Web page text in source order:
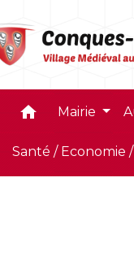
home Mairie
Santé / Economie